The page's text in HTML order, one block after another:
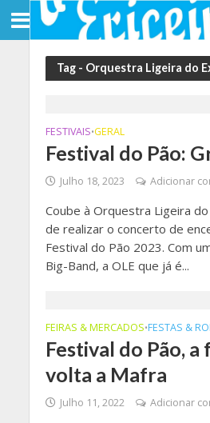
Tag - Orquestra Ligeira do
FESTIVAIS•GERAL
Festival do Pão:
Julho 18, 2023 Adicionar
Coube à Orquestra Ligeira
de realizar o concerto de
Festival do Pão 2023. Com
Big-Band, a OLE que já é...
FEIRAS & MERCADOS•FESTAS &
Festival do Pão, a
volta a Mafra
Julho 11, 2022 Adicionar